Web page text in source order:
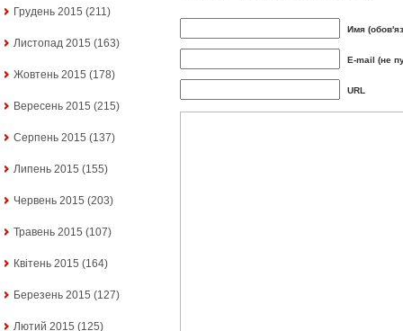
Грудень 2015 (211)
Листопад 2015 (163)
Жовтень 2015 (178)
Вересень 2015 (215)
Серпень 2015 (137)
Липень 2015 (155)
Червень 2015 (203)
Травень 2015 (107)
Квітень 2015 (164)
Березень 2015 (127)
Лютий 2015 (125)
Имя
E-mail (не
URL